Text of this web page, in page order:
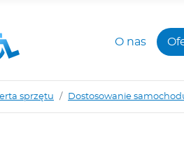
O nas
sprzętu Dostosowanie